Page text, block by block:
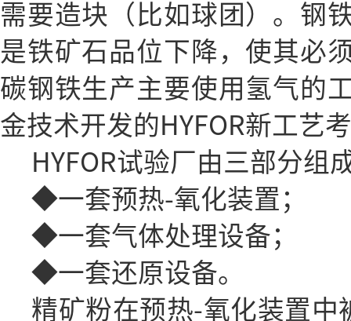
需要造块（比如球团）。钢
是铁矿石品位下降，使其必
碳钢铁生产主要使用氢气的
金技术开发的HYFOR新工艺
HYFOR试验厂由三部分组
◆一套预热-氧化装置；
◆一套气体处理设备；
◆一套还原设备。
精矿粉在预热-氧化装置